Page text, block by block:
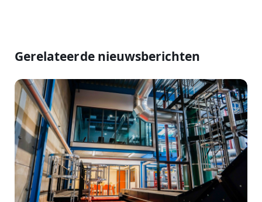
Gerelateerde nieuwsberichten